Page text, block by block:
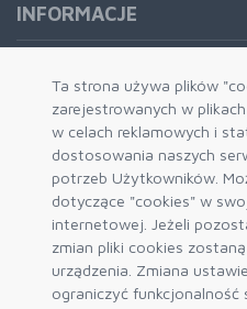
Ta strona używa plików
zarejestrowanych w
w celach reklamowych i
dostosowania naszych
potrzeb Użytkowników.
dotyczące "cookies" w
internetowej. Jeżeli
zmian pliki cookies
urządzenia. Zmiana
ograniczyć funkcjonalność
INFORMACJE
Formy płatności
Dostawa i wysyłka
Zwrot i wymiana
System rabatowy
Kody rabatowe
Blog